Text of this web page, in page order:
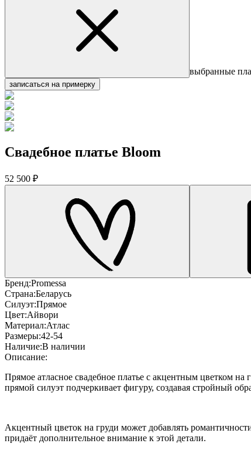
выбранные
записаться на примерку
Свадебное платье Bloom
52 500 ₽
Бренд:Promessa
Страна:Беларусь
Силуэт:Прямое
Цвет:Айвори
Материал:Атлас
Размеры:42-54
Наличие:В наличии
Описание:
Прямое атласное свадебное платье с акцентным цветком
прямой силуэт подчеркивает фигуру, создавая стройный
Акцентный цветок на груди может добавлять
придаёт дополнительное внимание к этой детали.